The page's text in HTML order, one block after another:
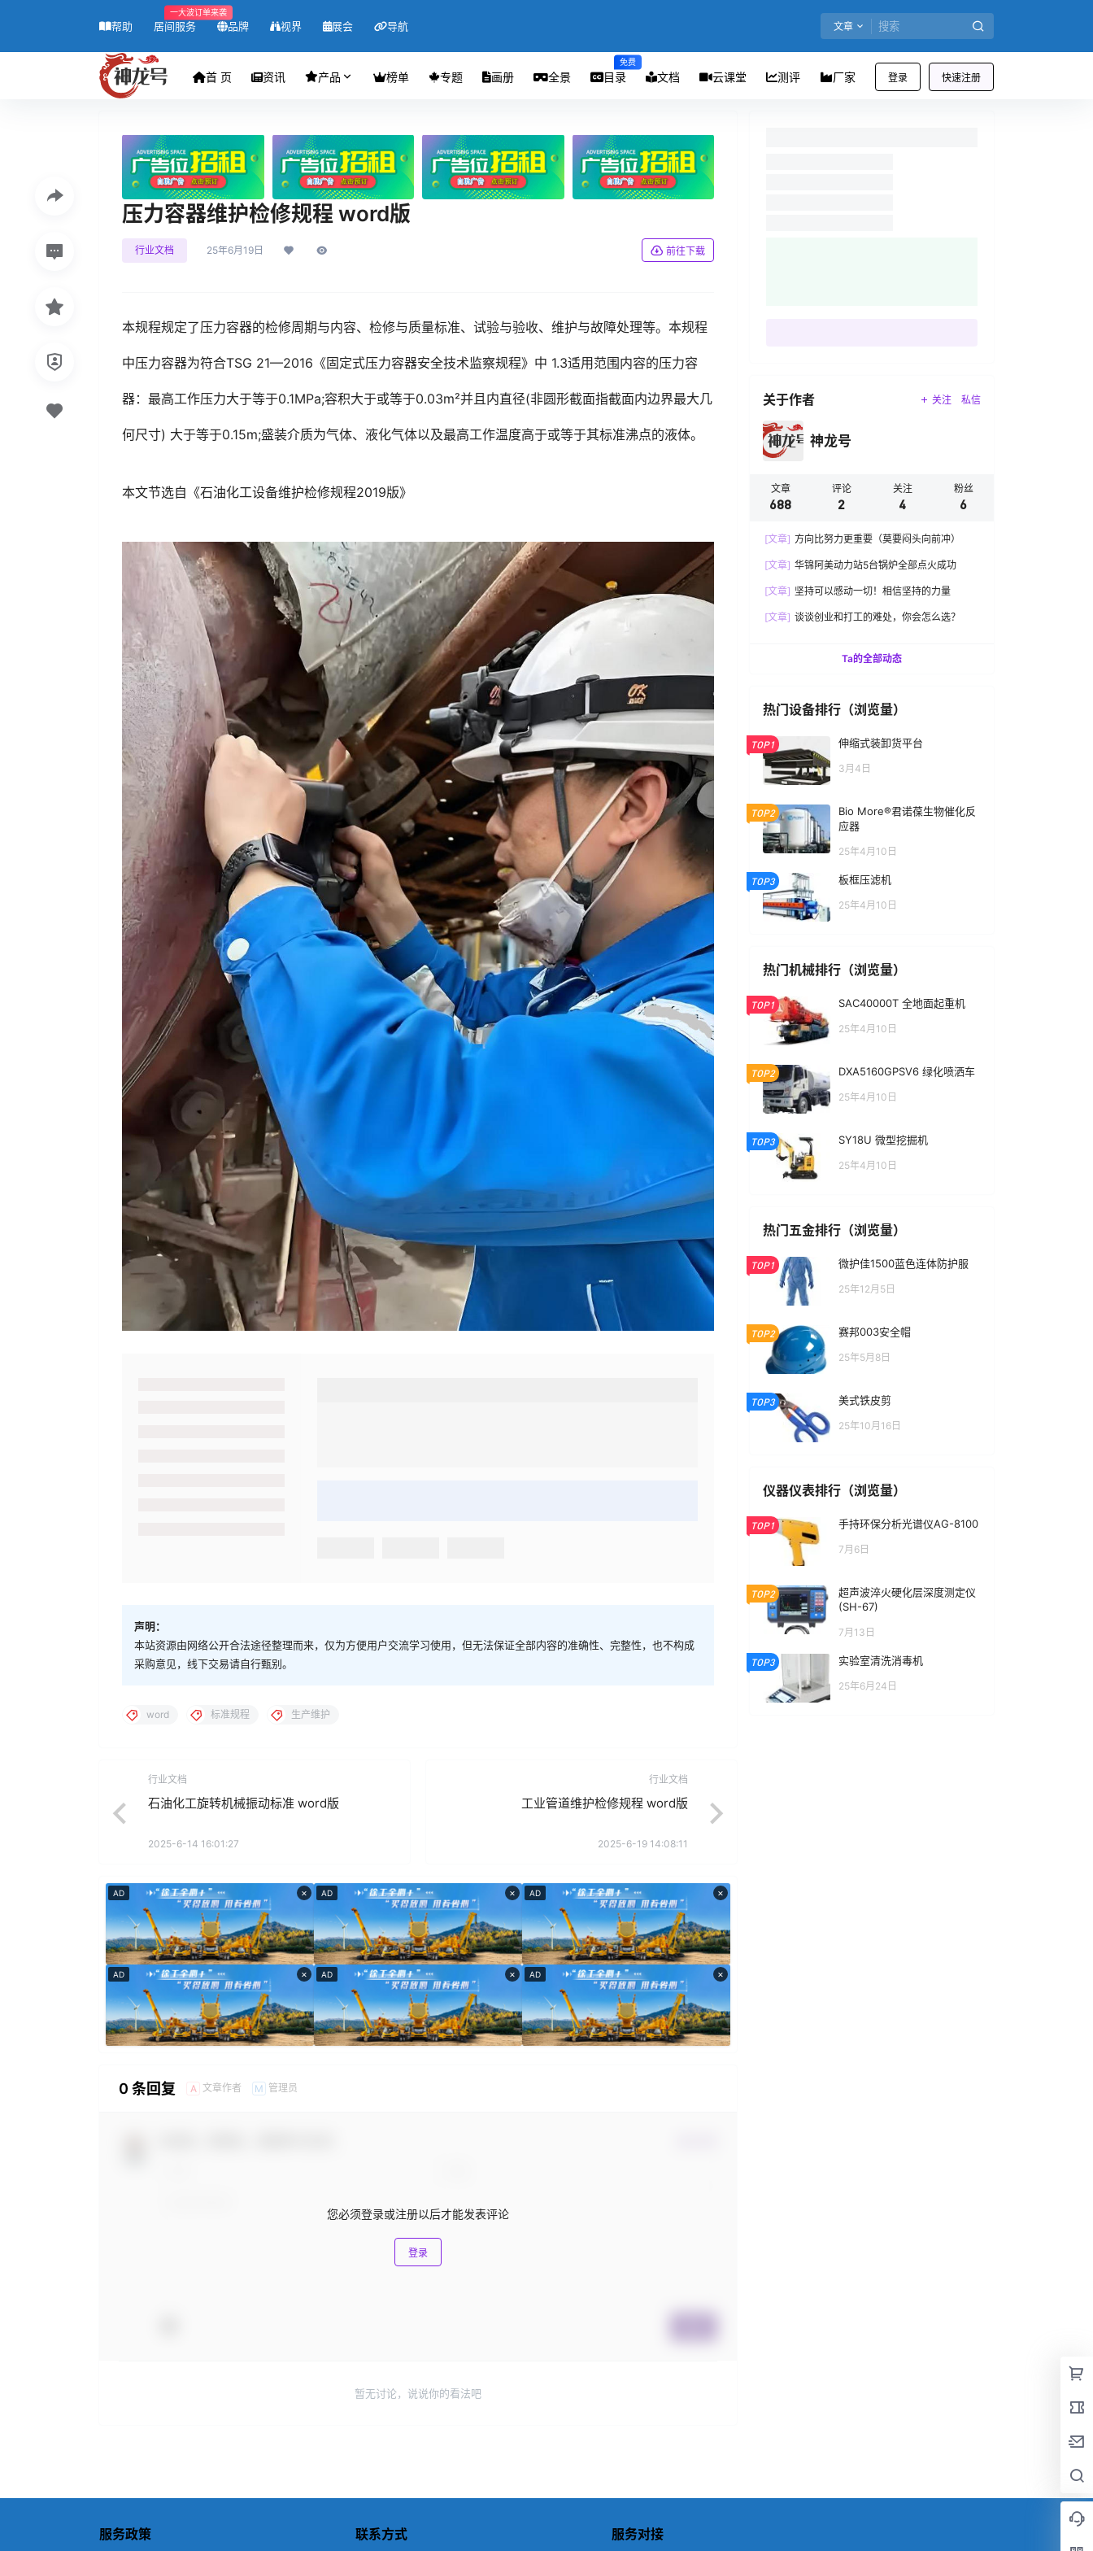
帮助 居间服务
一大波订单来袭
品牌 视界 展会 导航 文章
登录 快速注册
首 页 资讯 产品 榜单 专题 画册 全景 目录
免费
文档 云课堂 测评 厂家
压力容器维护检修规程 word版
行业文档 25年6月19日 前往下载
本规程规定了压力容器的检修周期与内容、检修与质量标准、试验与验收、维护与故障处理等。本规程
中压力容器为符合TSG 21—2016《固定式压力容器安全技术监察规程》中 1.3适用范围内容的压力容
器：最高工作压力大于等于0.1MPa;容积大于或等于0.03m²并且内直径(非圆形截面指截面内边界最大几
何尺寸) 大于等于0.15m;盛装介质为气体、液化气体以及最高工作温度高于或等于其标准沸点的液体。
本文节选自《石油化工设备维护检修规程2019版》
声明：
本站资源由网络公开合法途径整理而来，仅为方便用户交流学习使用，但无法保证全部内容的准确性、完整性，也不构成
采购意见，线下交易请自行甄别。
word 标准规程 生产维护
行业文档
石油化工旋转机械振动标准 word版
2025-6-14 16:01:27
行业文档
工业管道维护检修规程 word版
2025-6-19 14:08:11
×
AD ×
AD ×
AD
×
AD ×
AD ×
AD
0 条回复 A 文章作者 M 管理员
您必须登录或注册以后才能发表评论
登录
暂无讨论，说说你的看法吧
关于作者 关注 私信
神龙号
文章
688
评论
2
关注
4
粉丝
6
[文章] 方向比努力更重要（莫要闷头向前冲）
[文章] 华锦阿美动力站5台锅炉全部点火成功
[文章] 坚持可以感动一切！相信坚持的力量
[文章] 谈谈创业和打工的难处，你会怎么选？
Ta的全部动态
热门设备排行（浏览量）
TOP1 伸缩式装卸货平台
3月4日
TOP2
Bio More®君诺葆生物催化反
应器
25年4月10日
TOP3 板框压滤机
25年4月10日
热门机械排行（浏览量）
TOP1 SAC40000T 全地面起重机
25年4月10日
TOP2 DXA5160GPSV6 绿化喷洒车
25年4月10日
TOP3 SY18U 微型挖掘机
25年4月10日
热门五金排行（浏览量）
TOP1 微护佳1500蓝色连体防护服
25年12月5日
TOP2 赛邦003安全帽
25年5月8日
TOP3 美式铁皮剪
25年10月16日
仪器仪表排行（浏览量）
TOP1 手持环保分析光谱仪AG-8100
7月6日
TOP2
超声波淬火硬化层深度测定仪
(SH-67)
7月13日
TOP3 实验室清洗消毒机
25年6月24日
服务政策 联系方式 服务对接